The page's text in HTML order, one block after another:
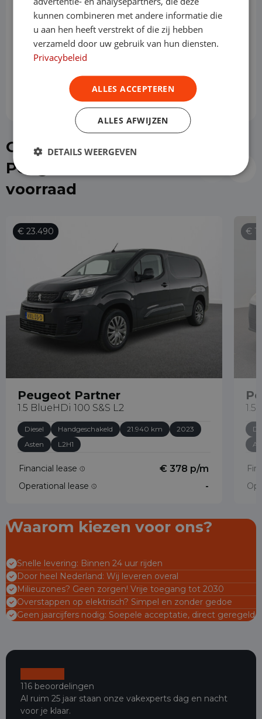
Slottermijn
€ 606,23
Of kies direct een
Peugeot Partner uit de
voorraad
€ 23.490
Peugeot Partner
1.5 BlueHDi 100 S&S L2
Diesel Handgeschakeld 21.940 km
2023
Asten
L2H1
Financial lease € 378 p/m
Operational lease -
€
Waarom kiezen voor ons?
Snelle levering: Binnen 24 uur rijden
Door heel Nederland: Wij leveren overal
Milieuzones? Geen zorgen! Vrije toegang tot 2030
Overstappen op elektrisch? Simpel en zonder gedoe
Geen jaarcijfers nodig: Soepele acceptatie, direct geregeld
116 beoordelingen
Al ruim 25 jaar staan onze vakexperts dag en nacht
voor je klaar.
kunnen combineren met andere informatie die
u aan hen heeft verstrekt of die zij hebben
verzameld door uw gebruik van hun diensten.
Privacybeleid
ALLES ACCEPTEREN
ALLES AFWIJZEN
DETAILS WEERGEVEN